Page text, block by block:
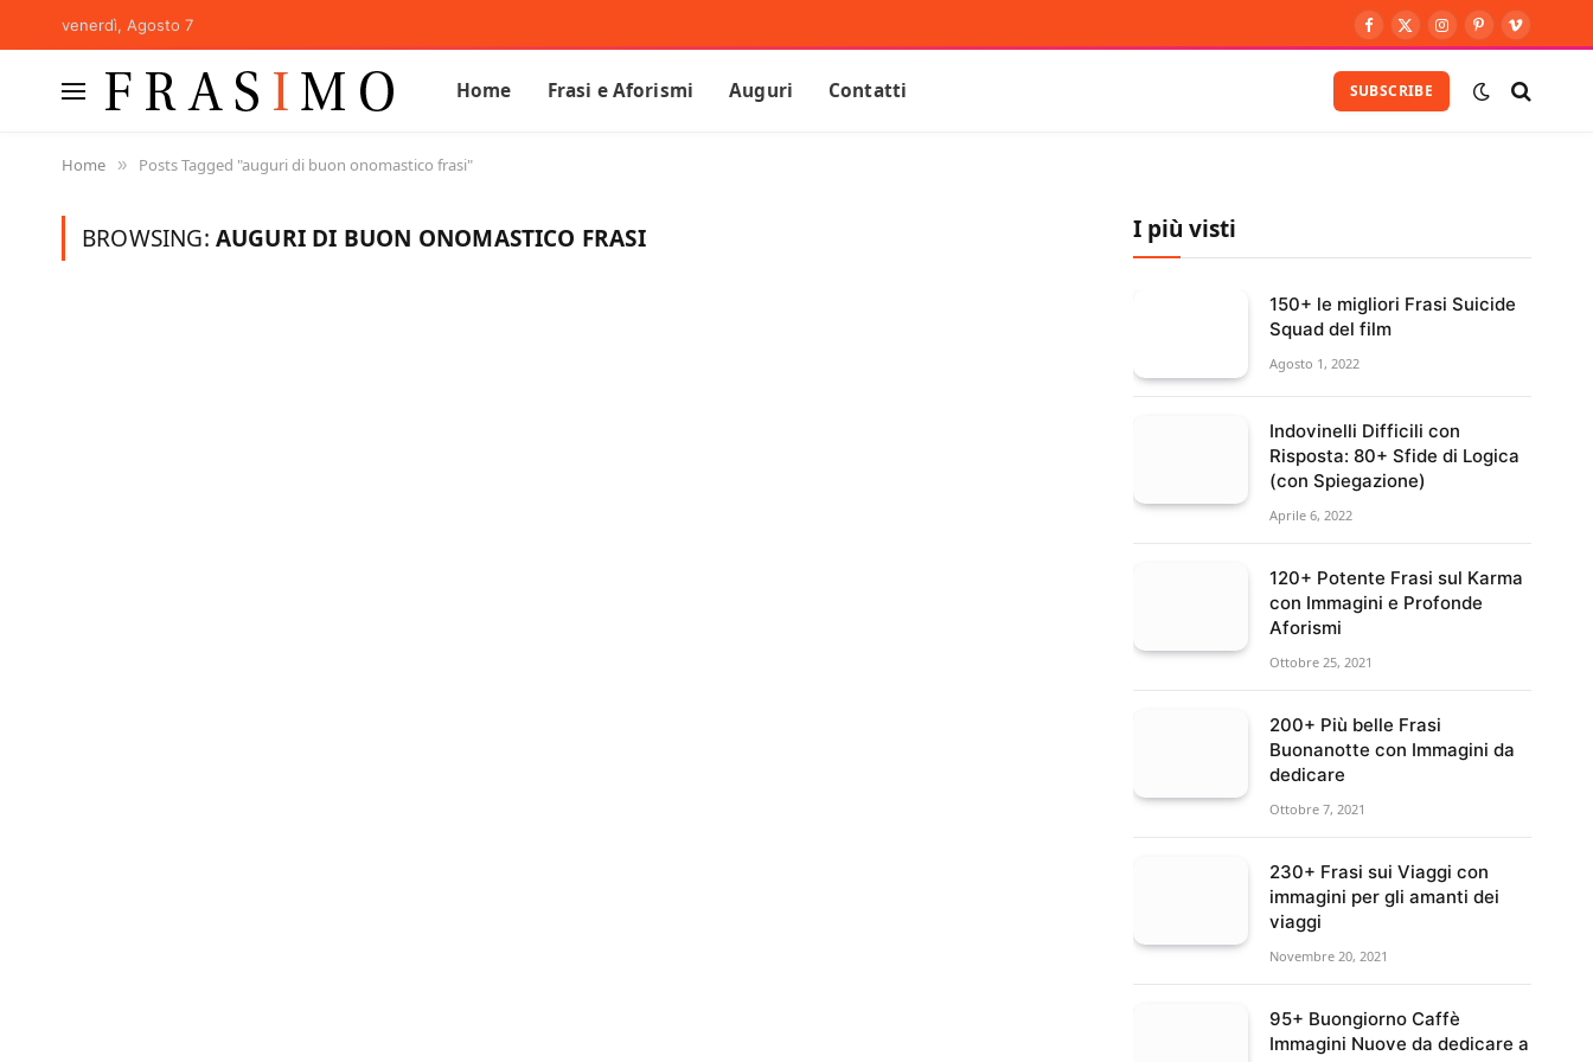
venerdì, Agosto 7
Facebook
X
Instagram
Pinterest
Vimeo
Home Frasi e Aforismi Auguri Contatti SUBSCRIBE
Home » Posts Tagged "auguri di buon onomastico frasi"
BROWSING: AUGURI DI BUON ONOMASTICO FRASI I più visti
150+ le migliori Frasi Suicide
Squad del film
Agosto 1, 2022
Indovinelli Difficili con
Risposta: 80+ Sfide di Logica
(con Spiegazione)
Aprile 6, 2022
120+ Potente Frasi sul Karma
con Immagini e Profonde
Aforismi
Ottobre 25, 2021
200+ Più belle Frasi
Buonanotte con Immagini da
dedicare
Ottobre 7, 2021
230+ Frasi sui Viaggi con
immagini per gli amanti dei
viaggi
Novembre 20, 2021
95+ Buongiorno Caffè
Immagini Nuove da dedicare a